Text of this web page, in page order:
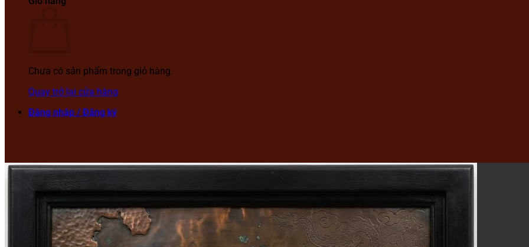
Chưa có sản phẩm trong giỏ hàng.
Quay trở lại cửa hàng
Đăng nhập / Đăng ký